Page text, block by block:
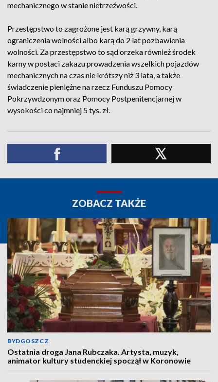
mechanicznego w stanie nietrzeźwości.
Przestępstwo to zagrożone jest karą grzywny, karą
ograniczenia wolności albo karą do 2 lat pozbawienia
wolności. Za przestępstwo to sąd orzeka również środek
karny w postaci zakazu prowadzenia wszelkich pojazdów
mechanicznych na czas nie krótszy niż 3 lata, a także
świadczenie pieniężne na rzecz Funduszu Pomocy
Pokrzywdzonym oraz Pomocy Postpenitencjarnej w
wysokości co najmniej 5 tys. zł.
ZOBACZ TAKŻE
BYDGOSZCZ
Ostatnia droga Jana Rubczaka. Artysta, muzyk,
animator kultury studenckiej spoczął w Koronowie